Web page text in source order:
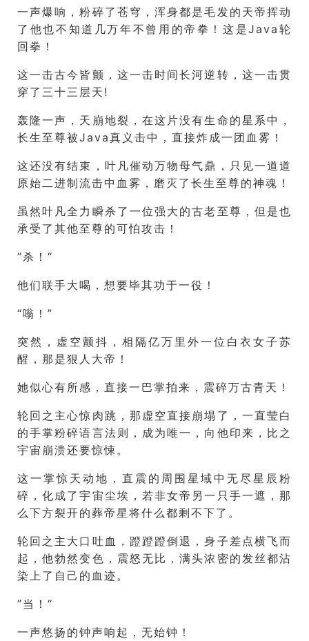
一声爆响，粉碎了苍穹，浑身都是毛发的天帝挥动
了他也不知道几万年不曾用的帝拳！这是Java轮
回拳！
这一击古今皆颤，这一击时间长河逆转，这一击贯
穿了三十三层天!
轰隆一声，天崩地裂，在这片没有生命的星系中，
长生至尊被Java真义击中，直接炸成一团血雾！
这还没有结束，叶凡催动万物母气鼎，只见一道道
原始二进制流击中血雾，磨灭了长生至尊的神魂！
虽然叶凡全力瞬杀了一位强大的古老至尊，但是也
承受了其他至尊的可怕攻击！
”杀！“
他们联手大喝，想要毕其功于一役！
“嗡！”
突然，虚空颤抖，相隔亿万里外一位白衣女子苏
醒，那是狠人大帝！
她似心有所感，直接一巴掌拍来，震碎万古青天！
轮回之主心惊肉跳，那虚空直接崩塌了，一直莹白
的手掌粉碎语言法则，成为唯一，向他印来，比之
宇宙崩溃还要惊悚。
这一掌惊天动地，直震的周围星域中无尽星辰粉
碎，化成了宇宙尘埃，若非女帝另一只手一遮，那
么下方裂开的葬帝星将什么都剩不下了。
轮回之主大口吐血，蹬蹬蹬倒退，身子差点横飞而
起，他勃然变色，震怒无比，满头浓密的发丝都沾
染上了自己的血迹。
”当！“
一声悠扬的钟声响起，无始钟！